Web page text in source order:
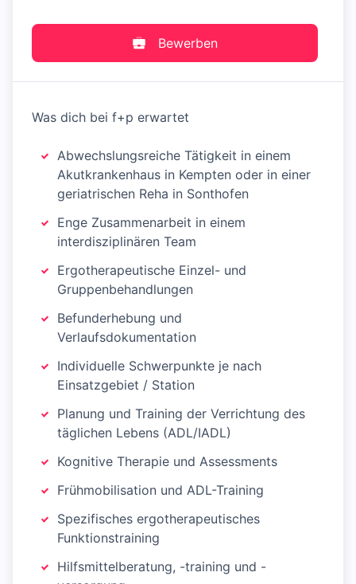
Bewerben
Was dich bei f+p erwartet
Abwechslungsreiche Tätigkeit in einem
Akutkrankenhaus in Kempten oder in einer
geriatrischen Reha in Sonthofen
Enge Zusammenarbeit in einem
interdisziplinären Team
Ergotherapeutische Einzel- und
Gruppenbehandlungen
Befunderhebung und
Verlaufsdokumentation
Individuelle Schwerpunkte je nach
Einsatzgebiet / Station
Planung und Training der Verrichtung des
täglichen Lebens (ADL/IADL)
Kognitive Therapie und Assessments
Frühmobilisation und ADL-Training
Spezifisches ergotherapeutisches
Funktionstraining
Hilfsmittelberatung, -training und -